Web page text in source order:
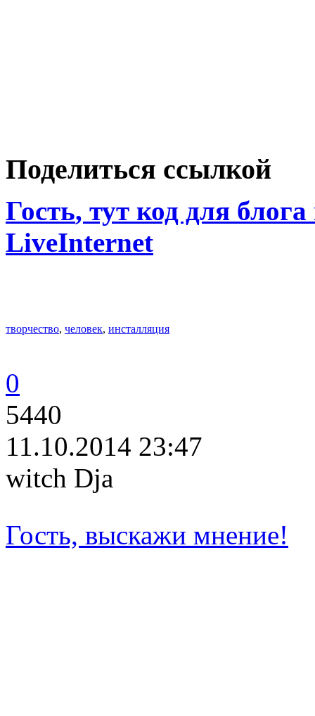
Поделиться ссылкой
Гость, тут код для
LiveInternet
творчество, человек, инсталляция
0
5440
11.10.2014 23:47
witch Dja
Гость, выскажи мнение!